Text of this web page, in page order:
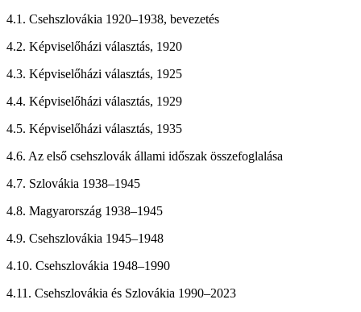
4.1. Csehszlovákia 1920–1938, bevezetés
4.2. Képviselőházi választás, 1920
4.3. Képviselőházi választás, 1925
4.4. Képviselőházi választás, 1929
4.5. Képviselőházi választás, 1935
4.6. Az első csehszlovák állami időszak összefoglalása
4.7. Szlovákia 1938–1945
4.8. Magyarország 1938–1945
4.9. Csehszlovákia 1945–1948
4.10. Csehszlovákia 1948–1990
4.11. Csehszlovákia és Szlovákia 1990–2023